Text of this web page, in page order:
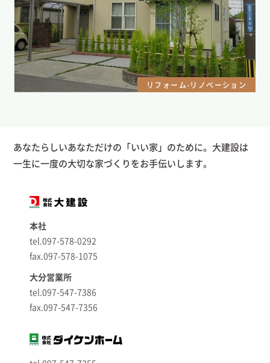
リフォーム-リノベーション
あなたらしいあなただけの「いい家」のために。大建設は
一生に一度の大切な家づくりをお手伝いします。
本社
tel.097-578-0292
fax.097-578-1075
大分営業所
tel.097-547-7386
fax.097-547-7356